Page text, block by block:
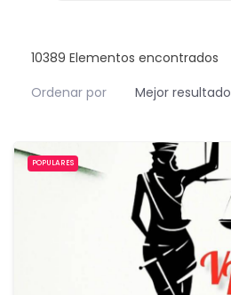
10389 Elementos encontrados
Ordenar por
Mejor resultado
POPULARES